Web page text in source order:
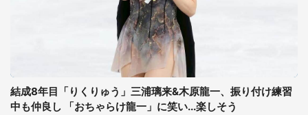
結成8年目「りくりゅう」三浦璃来&木原龍一、振り付け練習
中も仲良し 「おちゃらけ龍一」に笑い...楽しそう